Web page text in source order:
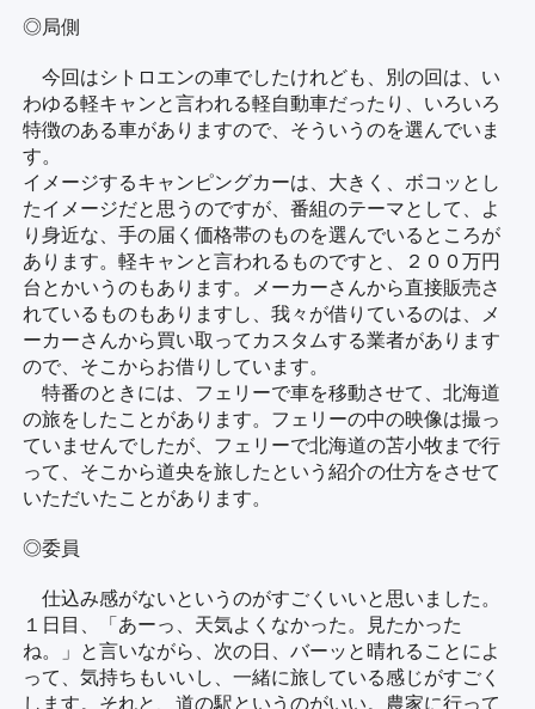
◎局側
今回はシトロエンの車でしたけれども、別の回は、い
わゆる軽キャンと言われる軽自動車だったり、いろいろ
特徴のある車がありますので、そういうのを選んでいま
す。
イメージするキャンピングカーは、大きく、ボコッとし
たイメージだと思うのですが、番組のテーマとして、よ
り身近な、手の届く価格帯のものを選んでいるところが
あります。軽キャンと言われるものですと、２００万円
台とかいうのもあります。メーカーさんから直接販売さ
れているものもありますし、我々が借りているのは、メ
ーカーさんから買い取ってカスタムする業者があります
ので、そこからお借りしています。
特番のときには、フェリーで車を移動させて、北海道
の旅をしたことがあります。フェリーの中の映像は撮っ
ていませんでしたが、フェリーで北海道の苫小牧まで行
って、そこから道央を旅したという紹介の仕方をさせて
いただいたことがあります。
◎委員
仕込み感がないというのがすごくいいと思いました。
１日目、「あーっ、天気よくなかった。見たかった
ね。」と言いながら、次の日、バーッと晴れることによ
って、気持ちもいいし、一緒に旅している感じがすごく
します。それと、道の駅というのがいい。農家に行って